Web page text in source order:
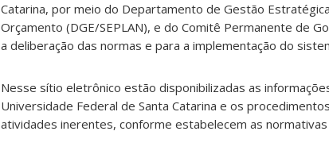
Catarina, por meio do Departamento de Gestão
Orçamento (DGE/SEPLAN), e do Comitê Permanente de
a deliberação das normas e para a implementação do
Nesse sítio eletrônico estão disponibilizadas as
Universidade Federal de Santa Catarina e os
atividades inerentes, conforme estabelecem as